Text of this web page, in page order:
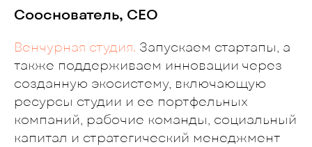
Сооснователь, CEO
Венчурная студия. Запускаем стартапы, а
также поддерживаем инновации через
созданную экосистему, включающую
ресурсы студии и ее портфельных
компаний, рабочие команды, социальный
капитал и стратегический менеджмент